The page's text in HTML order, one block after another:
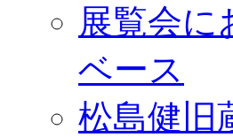
展覧会に
ベース
松島健旧